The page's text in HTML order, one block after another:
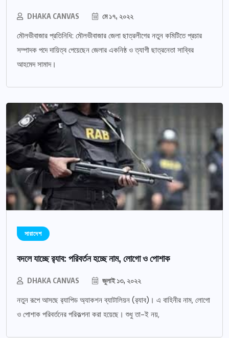
DHAKA CANVAS মে ১৭, ২০২২
মৌলভীবাজার প্রতিনিধি: মৌলভীবাজার জেলা ছাত্রলীগের নতুন কমিটিতে প্রচার
সম্পাদক পদে দায়িত্ব পেয়েছেন জেলার একনিষ্ঠ ও ত্যাগী ছাত্রনেতা সাব্বির
আহমেদ সামাদ।
সারাদেশ
বদলে যাচ্ছে র‌্যাব: পরিবর্তন হচ্ছে নাম, লোগো ও পোশাক
DHAKA CANVAS জুলাই ১৩, ২০২২
নতুন রূপে আসছে র‌্যাপিড অ্যাকশন ব্যাটালিয়ন (র‌্যাব)। এ বাহিনীর নাম, লোগো
ও পোশাক পরিবর্তনের পরিকল্পনা করা হয়েছে। শুধু তা-ই নয়,